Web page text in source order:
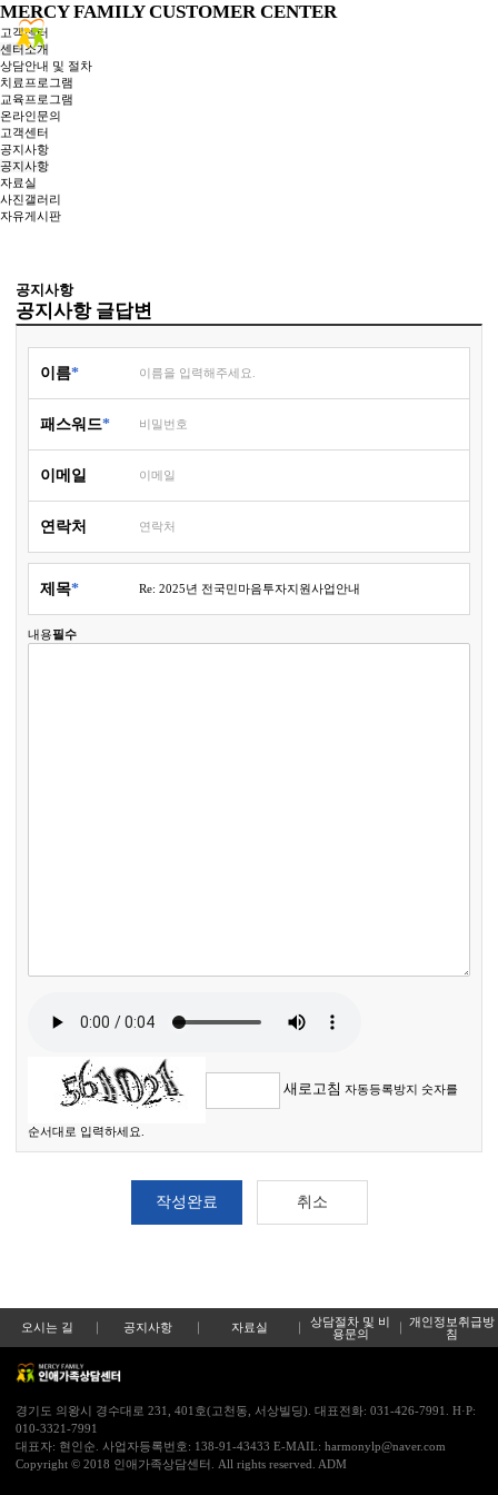
MERCY FAMILY CUSTOMER CENTER
고객센터
센터소개
상담안내 및 절차
치료프로그램
교육프로그램
온라인문의
고객센터
공지사항
공지사항
자료실
사진갤러리
자유게시판
공지사항 글답변
이름
패스워드
이메일
연락처
제목
내용필수
새로고침 자동등록방지 숫자를
순서대로 입력하세요.
작성완료 취소
오시는 길 공지사항 자료실
상담절차 및 비
용문의
개인정보취급방
침
경기도 의왕시 경수대로 231, 401호(고천동, 서상빌딩). 대표전화: 031-426-7991. H·P:
010-3321-7991
대표자: 현인순. 사업자등록번호: 138-91-43433 E-MAIL: harmonylp@naver.com
Copyright © 2018 인애가족상담센터. All rights reserved. ADM